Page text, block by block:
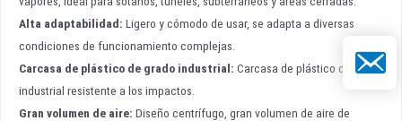
Alta adaptabilidad: Ligero y cómodo de usar, se adapta a diversas
condiciones de funcionamiento complejas.
Carcasa de plástico de grado industrial: Carcasa de plástico de grado
industrial resistente a los impactos.
Gran volumen de aire: Diseño centrífugo, gran volumen de aire de
Correo